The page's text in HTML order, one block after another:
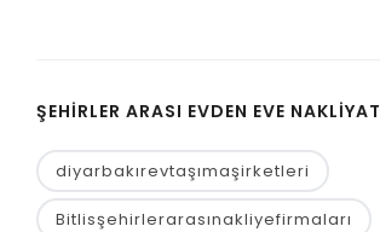
ŞEHIRLER ARASI EVDEN EVE NAKLIYAT
diyarbakırevtaşımaşirketleri
Bitlisşehirlerarasınakliyefirmaları